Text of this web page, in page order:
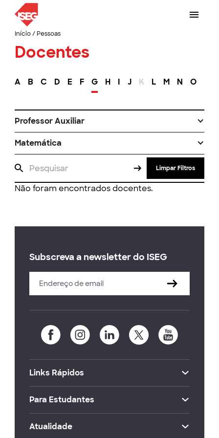
Início/ Pessoas
Docentes
A B C D E F G H I J K L M N O
Professor Auxiliar
Matemática
Limpar Filtros
Não foram encontrados docentes.
Subscreva a newsletter do ISEG
Links Rápidos
Para Estudantes
Atualidade